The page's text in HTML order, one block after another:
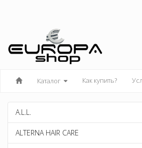
Каталог Как купить?
A.L.L.
ALTERNA HAIR CARE